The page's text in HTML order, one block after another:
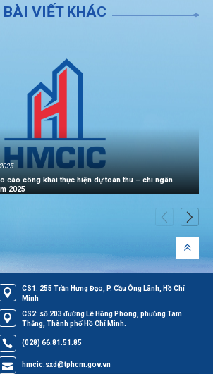
BÀI VIẾT KHÁC
2025
CS1: 255 Trần Hưng Đạo, P. Cầu Ông Lãnh, Hồ Chí
Minh
CS2: số 203 đường Lê Hồng Phong, phường Tam
Thắng, Thành phố Hồ Chí Minh.
(028) 66.81.51.85
hmcic.sxd@tphcm.gov.vn